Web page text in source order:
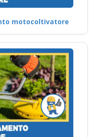
motocoltivatore